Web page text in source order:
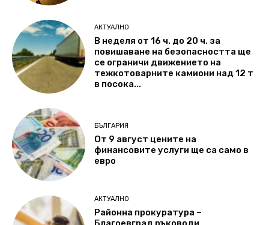
АКТУАЛНО
В неделя от 16 ч. до 20 ч. за
повишаване на безопасността ще
се ограничи движението на
тежкотоварните камиони над 12 т
в посока...
БЪЛГАРИЯ
От 9 август цените на
финансовите услуги ще са само в
евро
АКТУАЛНО
Районна прокуратура –